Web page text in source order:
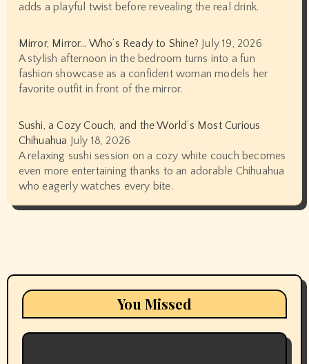
adds a playful twist before revealing the real drink.
Mirror, Mirror… Who’s Ready to Shine? July 19, 2026
A stylish afternoon in the bedroom turns into a fun
fashion showcase as a confident woman models her
favorite outfit in front of the mirror.
Sushi, a Cozy Couch, and the World’s Most Curious
Chihuahua July 18, 2026
A relaxing sushi session on a cozy white couch becomes
even more entertaining thanks to an adorable Chihuahua
who eagerly watches every bite.
You Missed